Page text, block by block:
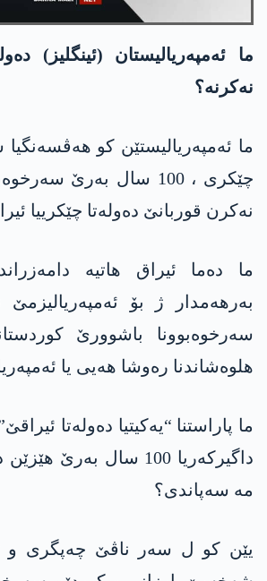
ما ئەمپەریالیستان (ئینگلیز)
نەکرنە؟
ما ئەمپەریالیستێن کو
چێکری ، 100 سال بەرێ
نەکرن قوربانێ دەولەتا چێکرییا
ما دەما ئیراق ھاتیە
بەرھەمدار ژ بۆ
سەرخوەبوونا باشوورێ
ھلوەشاندنا رەوشا هەیی یا
ما پاراستنا “یەکیتیا دەولەتا
داگیرکەریا 100 سال
مە سەپاندی؟
یێن کو ل سەر ناڤێ چەپگری و